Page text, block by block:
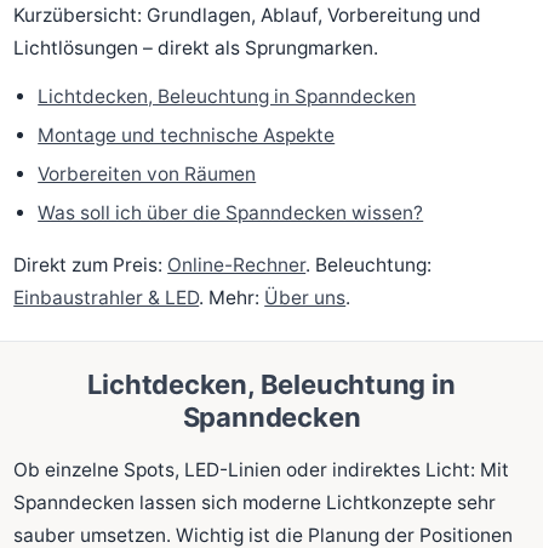
Kurzübersicht: Grundlagen, Ablauf, Vorbereitung und
Lichtlösungen – direkt als Sprungmarken.
Lichtdecken, Beleuchtung in Spanndecken
Montage und technische Aspekte
Vorbereiten von Räumen
Was soll ich über die Spanndecken wissen?
Direkt zum Preis: Online-Rechner. Beleuchtung:
Einbaustrahler & LED. Mehr: Über uns.
Lichtdecken, Beleuchtung in
Spanndecken
Ob einzelne Spots, LED-Linien oder indirektes Licht: Mit
Spanndecken lassen sich moderne Lichtkonzepte sehr
sauber umsetzen. Wichtig ist die Planung der Positionen